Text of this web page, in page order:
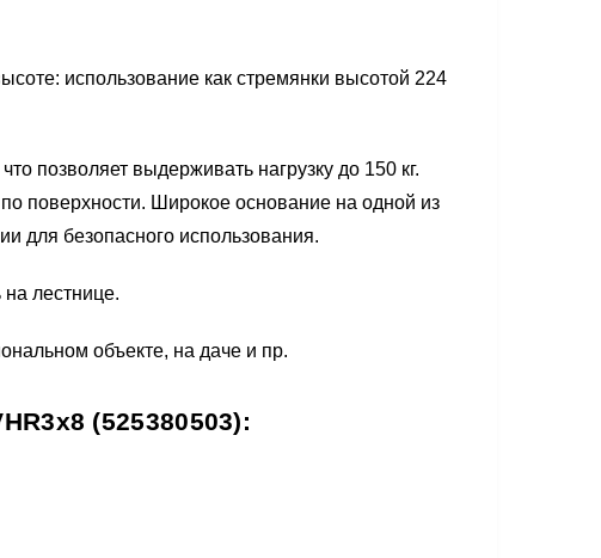
использование как стремянки высотой 224
позволяет выдерживать нагрузку до 150 кг.
поверхности. Широкое основание на одной из
для безопасного использования.
лестнице.
объекте, на даче и пр.
(525380503):